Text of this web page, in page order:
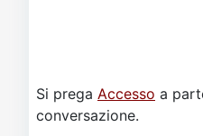
Si prega Accesso a
conversazione.